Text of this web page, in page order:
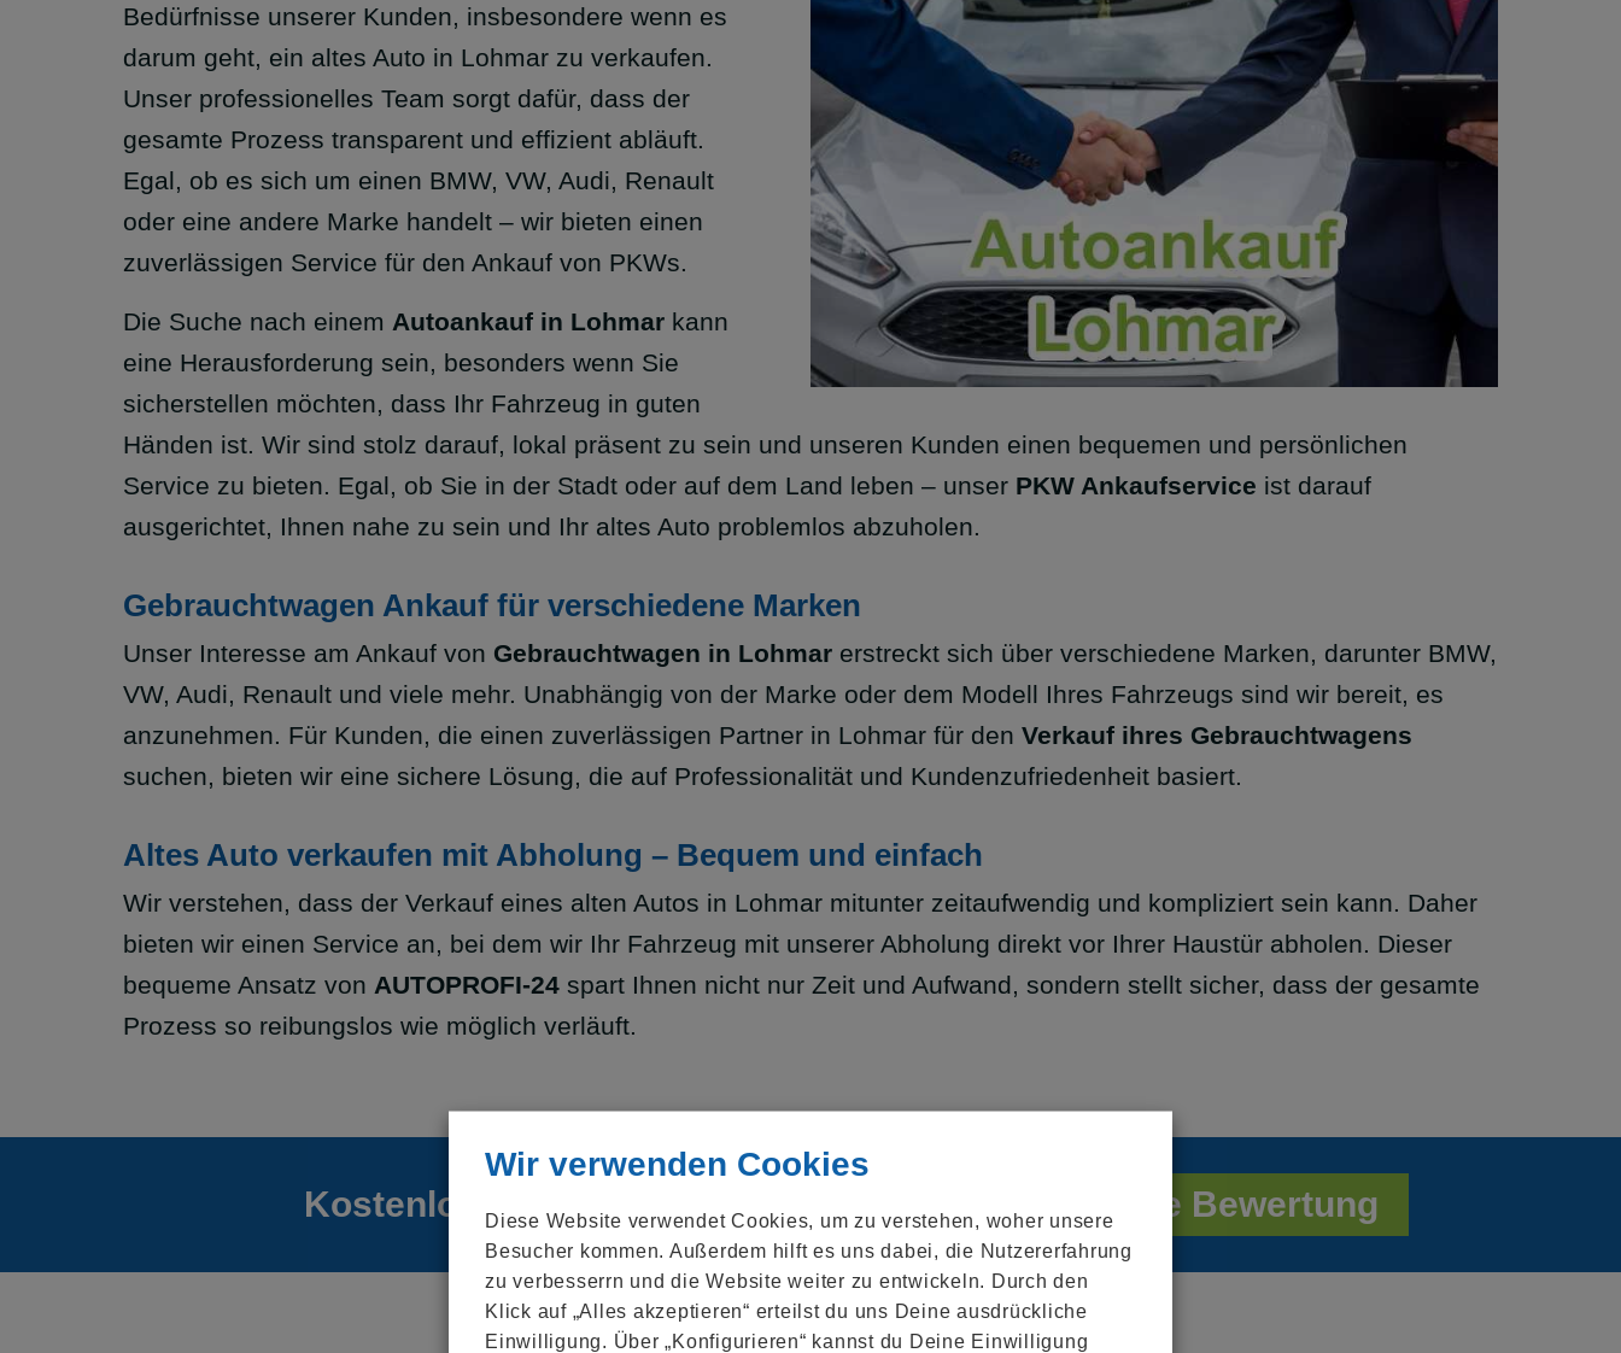
Bedürfnisse unserer Kunden, insbesondere wenn es
darum geht, ein altes Auto in Lohmar zu verkaufen.
Unser professionelles Team sorgt dafür, dass der
gesamte Prozess transparent und effizient abläuft.
Egal, ob es sich um einen BMW, VW, Audi, Renault
oder eine andere Marke handelt – wir bieten einen
zuverlässigen Service für den Ankauf von PKWs.
Die Suche nach einem Autoankauf in Lohmar kann
eine Herausforderung sein, besonders wenn Sie
sicherstellen möchten, dass Ihr Fahrzeug in guten
Händen ist. Wir sind stolz darauf, lokal präsent zu sein und unseren Kunden einen bequemen und persönlichen
Service zu bieten. Egal, ob Sie in der Stadt oder auf dem Land leben – unser PKW Ankaufservice ist darauf
ausgerichtet, Ihnen nahe zu sein und Ihr altes Auto problemlos abzuholen.
Gebrauchtwagen Ankauf für verschiedene Marken
Unser Interesse am Ankauf von Gebrauchtwagen in Lohmar erstreckt sich über verschiedene Marken, darunter BMW,
VW, Audi, Renault und viele mehr. Unabhängig von der Marke oder dem Modell Ihres Fahrzeugs sind wir bereit, es
anzunehmen. Für Kunden, die einen zuverlässigen Partner in Lohmar für den Verkauf ihres Gebrauchtwagens
suchen, bieten wir eine sichere Lösung, die auf Professionalität und Kundenzufriedenheit basiert.
Altes Auto verkaufen mit Abholung – Bequem und einfach
Wir verstehen, dass der Verkauf eines alten Autos in Lohmar mitunter zeitaufwendig und kompliziert sein kann. Daher
bieten wir einen Service an, bei dem wir Ihr Fahrzeug mit unserer Abholung direkt vor Ihrer Haustür abholen. Dieser
bequeme Ansatz von AUTOPROFI-24 spart Ihnen nicht nur Zeit und Aufwand, sondern stellt sicher, dass der gesamte
Prozess so reibungslos wie möglich verläuft.
Kostenloses Angebot einholen! Online Bewertung
Wir verwenden Cookies
Diese Website verwendet Cookies, um zu verstehen, woher unsere
Besucher kommen. Außerdem hilft es uns dabei, die Nutzer­erfahrung
zu verbesserrn und die Website weiter zu entwickeln. Durch den
Klick auf „Alles akzeptieren“ erteilst du uns Deine ausdrückliche
Einwilligung. Über „Konfigurieren“ kannst du Deine Einwilligung